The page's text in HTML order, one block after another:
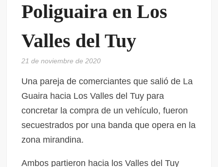
Poliguaira en Los
Valles del Tuy
21 de noviembre de 2020
Una pareja de comerciantes que salió de La
Guaira hacia Los Valles del Tuy para
concretar la compra de un vehículo, fueron
secuestrados por una banda que opera en la
zona mirandina.
Ambos partieron hacia los Valles del Tuy